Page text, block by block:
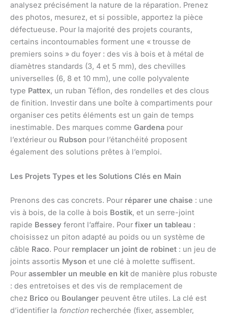
analysez précisément la nature de la réparation. Prenez
des photos, mesurez, et si possible, apportez la pièce
défectueuse. Pour la majorité des projets courants,
certains incontournables forment une « trousse de
premiers soins » du foyer : des vis à bois et à métal de
diamètres standards (3, 4 et 5 mm), des chevilles
universelles (6, 8 et 10 mm), une colle polyvalente
type Pattex, un ruban Téflon, des rondelles et des clous
de finition. Investir dans une boîte à compartiments pour
organiser ces petits éléments est un gain de temps
inestimable. Des marques comme Gardena pour
l’extérieur ou Rubson pour l’étanchéité proposent
également des solutions prêtes à l’emploi.
Les Projets Types et les Solutions Clés en Main
Prenons des cas concrets. Pour réparer une chaise : une
vis à bois, de la colle à bois Bostik, et un serre-joint
rapide Bessey feront l’affaire. Pour fixer un tableau :
choisissez un piton adapté au poids ou un système de
câble Raco. Pour remplacer un joint de robinet : un jeu de
joints assortis Myson et une clé à molette suffisent.
Pour assembler un meuble en kit de manière plus robuste
: des entretoises et des vis de remplacement de
chez Brico ou Boulanger peuvent être utiles. La clé est
d’identifier la fonction recherchée (fixer, assembler,